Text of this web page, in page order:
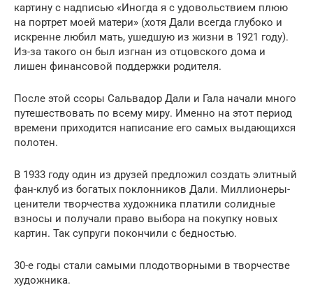
картину с надписью «Иногда я с удовольствием плюю
на портрет моей матери» (хотя Дали всегда глубоко и
искренне любил мать, ушедшую из жизни в 1921 году).
Из-за такого он был изгнан из отцовского дома и
лишен финансовой поддержки родителя.
После этой ссоры Сальвадор Дали и Гала начали много
путешествовать по всему миру. Именно на этот период
времени приходится написание его самых выдающихся
полотен.
В 1933 году один из друзей предложил создать элитный
фан-клуб из богатых поклонников Дали. Миллионеры-
ценители творчества художника платили солидные
взносы и получали право выбора на покупку новых
картин. Так супруги покончили с бедностью.
30-е годы стали самыми плодотворными в творчестве
художника.